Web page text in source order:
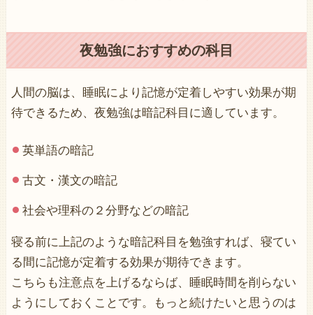
夜勉強におすすめの科目
人間の脳は、睡眠により記憶が定着しやすい効果が期
待できるため、夜勉強は暗記科目に適しています。
英単語の暗記
古文・漢文の暗記
社会や理科の２分野などの暗記
寝る前に上記のような暗記科目を勉強すれば、寝てい
る間に記憶が定着する効果が期待できます。
こちらも注意点を上げるならば、睡眠時間を削らない
ようにしておくことです。もっと続けたいと思うのは